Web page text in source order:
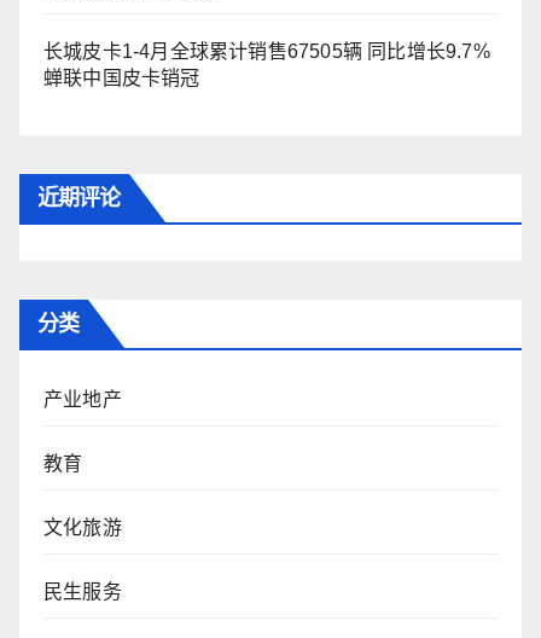
长城皮卡1-4月全球累计销售67505辆 同比增长9.7%
蝉联中国皮卡销冠
近期评论
分类
产业地产
教育
文化旅游
民生服务